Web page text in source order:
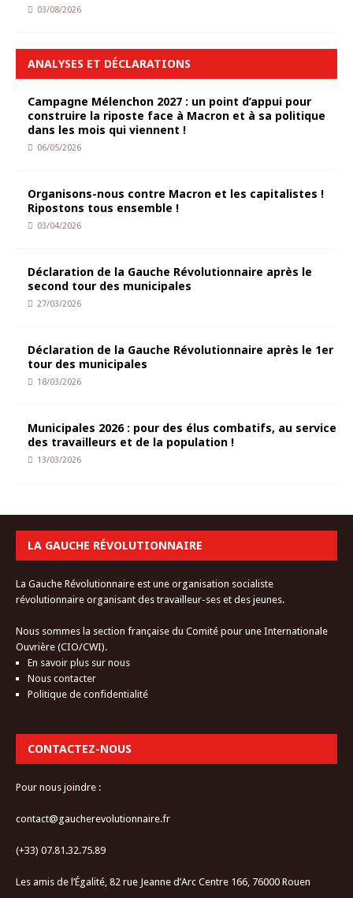
03/08/2026
ANALYSES ET DÉCLARATIONS
Campagne Mélenchon 2027 : un point d’appui pour
construire la riposte face à Macron et à sa politique
dans les mois qui viennent !
06/05/2026
Organisons-nous contre Macron et les capitalistes !
Ripostons tous ensemble !
03/04/2026
Déclaration de la Gauche Révolutionnaire après le
second tour des municipales
27/03/2026
Déclaration de la Gauche Révolutionnaire après le 1er
tour des municipales
18/03/2026
Municipales 2026 : pour des élus combatifs, au service
des travailleurs et de la population !
13/03/2026
LA GAUCHE RÉVOLUTIONNAIRE
La Gauche Révolutionnaire est une organisation socialiste
révolutionnaire organisant des travailleur-ses et des jeunes.
Nous sommes la section française du Comité pour une Internationale
Ouvrière (CIO/CWI).
En savoir plus sur nous
Nous contacter
Politique de confidentialité
CONTACTEZ-NOUS
Pour nous joindre :
contact@gaucherevolutionnaire.fr
(+33) 07.81.32.75.89
Les amis de l’Égalité, 82 rue Jeanne d’Arc Centre 166, 76000 Rouen